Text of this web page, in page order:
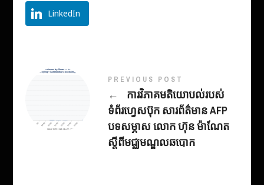
LinkedIn
PREVIOUS POST
←
ការវិភាគមតិយោបល់របស់
ទំព័រហ្វេសប៊ុក សារព័ត៌មាន AFP
បទសម្ភាស លោក ហ៊ុន ម៉ាណែត
ស្តីពីមជ្ឈមណ្ឌលឆបោក